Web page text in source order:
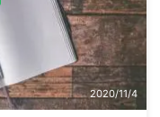
（ソード）」の隊長で
とが判明しました。 「X・
ク」が隊長である機密特殊
「SWORD（ソード）」と
前がついています。という
「SWORD（ソード）」以
2020/11/4